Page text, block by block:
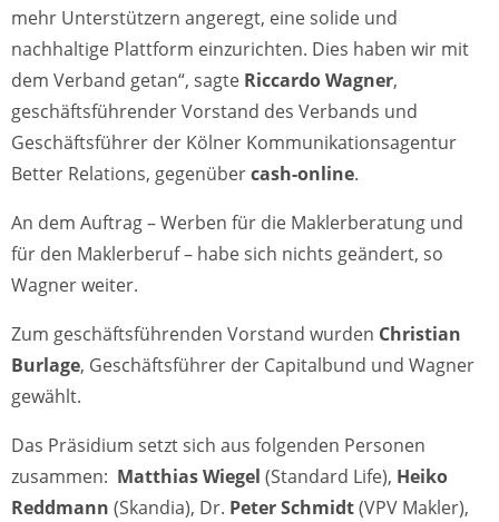
mehr Unterstützern angeregt, eine solide und
nachhaltige Plattform einzurichten. Dies haben wir mit
dem Verband getan“, sagte Riccardo Wagner,
geschäftsführender Vorstand des Verbands und
Geschäftsführer der Kölner Kommunikationsagentur
Better Relations, gegenübercash-online.
An dem Auftrag – Werben für die Maklerberatung und
für den Maklerberuf – habe sich nichts geändert, so
Wagner weiter.
Zum geschäftsführenden Vorstand wurden Christian
Burlage, Geschäftsführer der Capitalbund und Wagner
gewählt.
Das Präsidium setzt sich aus folgenden Personen
zusammen: Matthias Wiegel (Standard Life), Heiko
Reddmann (Skandia), Dr. Peter Schmidt(VPV Makler),